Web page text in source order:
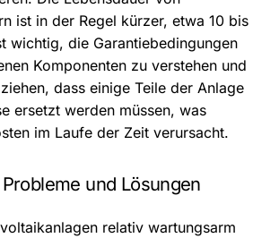
ist in der Regel kürzer, etwa 10 bis
wichtig, die Garantiebedingungen
Komponenten zu verstehen und
dass einige Teile der Anlage
ersetzt werden müssen, was
im Laufe der Zeit verursacht.
und Lösungen
relativ wartungsarm